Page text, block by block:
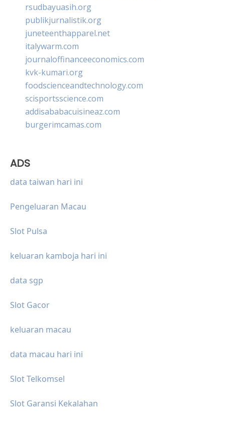
rsudbayuasih.org
publikjurnalistik.org
juneteenthapparel.net
italywarm.com
journaloffinanceeconomics.com
kvk-kumari.org
foodscienceandtechnology.com
scisportsscience.com
addisababacuisineaz.com
burgerimcamas.com
ADS
data taiwan hari ini
Pengeluaran Macau
Slot Pulsa
keluaran kamboja hari ini
data sgp
Slot Gacor
keluaran macau
data macau hari ini
Slot Telkomsel
Slot Garansi Kekalahan